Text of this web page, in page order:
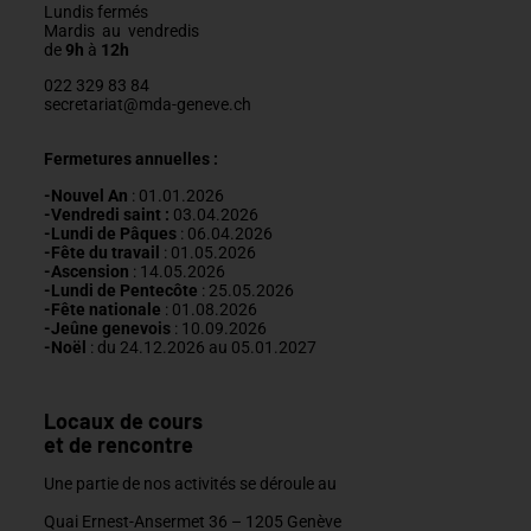
Lundis fermés
Mardis au vendredis
de9h à 12h
022 329 83 84
secretariat@mda-geneve.ch
Fermetures annuelles :
-Nouvel An : 01.01.2026
-Vendredi saint : 03.04.2026
-Lundi de Pâques: 06.04.2026
-Fête du travail : 01 .05.2026
-Ascension : 14.05.2026
-Lundi de Pentecôte : 25.05.2026
-Fête nationale : 01.08.2026
-Jeûne genevois: 10.09.2026
-Noël : du 24.12.2026 au 05.01.2027
Locaux de cours
et de rencontre
Une partie de nos activités se déroule au
Quai Ernest-Ansermet 36 – 1205 Genève